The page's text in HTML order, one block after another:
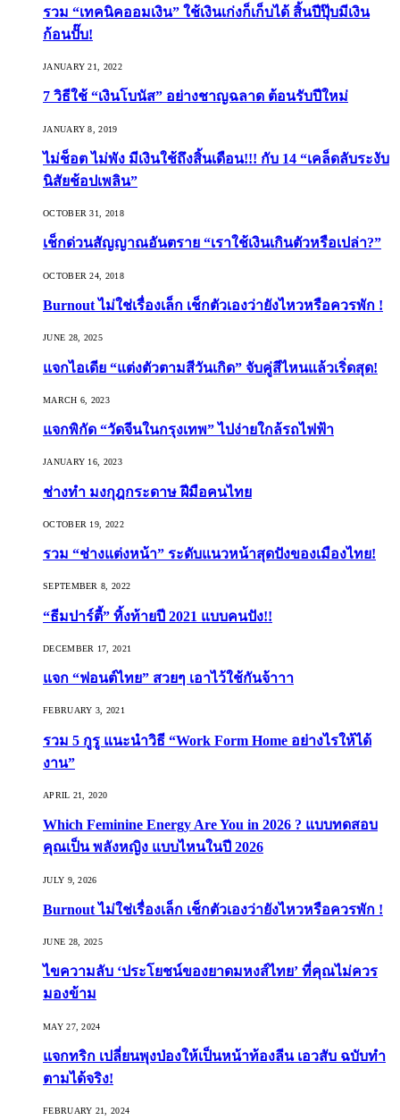
รวม “เทคนิคออมเงิน” ใช้เงินเก่งก็เก็บได้ สิ้นปีปุ๊บมีเงิน
ก้อนปั๊บ!
JANUARY 21, 2022
7 วิธีใช้ “เงินโบนัส” อย่างชาญฉลาด ต้อนรับปีใหม่
JANUARY 8, 2019
ไม่ช็อต ไม่พัง มีเงินใช้ถึงสิ้นเดือน!!! กับ 14 “เคล็ดลับระงับ
นิสัยช้อปเพลิน”
OCTOBER 31, 2018
เช็กด่วนสัญญาณอันตราย “เราใช้เงินเกินตัวหรือเปล่า?”
OCTOBER 24, 2018
Burnout ไม่ใช่เรื่องเล็ก เช็กตัวเองว่ายังไหวหรือควรพัก !
JUNE 28, 2025
แจกไอเดีย “แต่งตัวตามสีวันเกิด” จับคู่สีไหนแล้วเริ่ดสุด!
MARCH 6, 2023
แจกพิกัด “วัดจีนในกรุงเทพ” ไปง่ายใกล้รถไฟฟ้า
JANUARY 16, 2023
ช่างทำ มงกุฎกระดาษ ฝีมือคนไทย
OCTOBER 19, 2022
รวม “ช่างแต่งหน้า” ระดับแนวหน้าสุดปังของเมืองไทย!
SEPTEMBER 8, 2022
“ธีมปาร์ตี้” ทิ้งท้ายปี 2021 แบบคนปัง!!
DECEMBER 17, 2021
แจก “ฟอนต์ไทย” สวยๆ เอาไว้ใช้กันจ้าาา
FEBRUARY 3, 2021
รวม 5 กูรู แนะนำวิธี “Work Form Home อย่างไรให้ได้
งาน”
APRIL 21, 2020
Which Feminine Energy Are You in 2026 ? แบบทดสอบ
คุณเป็น พลังหญิง แบบไหนในปี 2026
JULY 9, 2026
Burnout ไม่ใช่เรื่องเล็ก เช็กตัวเองว่ายังไหวหรือควรพัก !
JUNE 28, 2025
ไขความลับ ‘ประโยชน์ของยาดมหงส์ไทย’ ที่คุณไม่ควร
มองข้าม
MAY 27, 2024
แจกทริก เปลี่ยนพุงป่องให้เป็นหน้าท้องลีน เอวสับ ฉบับทำ
ตามได้จริง!
FEBRUARY 21, 2024